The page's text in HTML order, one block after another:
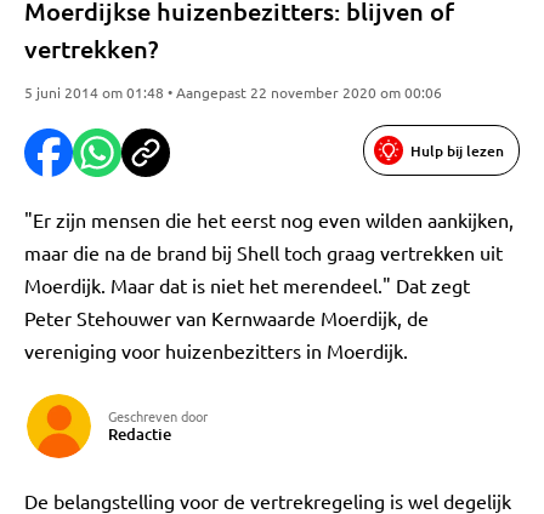
Moerdijkse huizenbezitters: blijven of
vertrekken?
5 juni 2014 om 01:48 • Aangepast 22 november 2020 om 00:06
Hulp bij lezen
"Er zijn mensen die het eerst nog even wilden aankijken,
maar die na de brand bij Shell toch graag vertrekken uit
Moerdijk. Maar dat is niet het merendeel." Dat zegt
Peter Stehouwer van Kernwaarde Moerdijk, de
vereniging voor huizenbezitters in Moerdijk.
Geschreven door
Redactie
De belangstelling voor de vertrekregeling is wel degelijk